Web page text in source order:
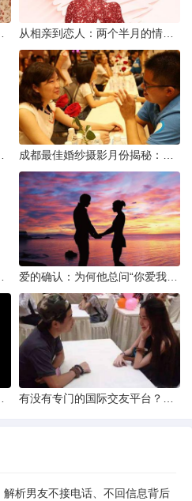
解析男友不接电话、不回信息背后